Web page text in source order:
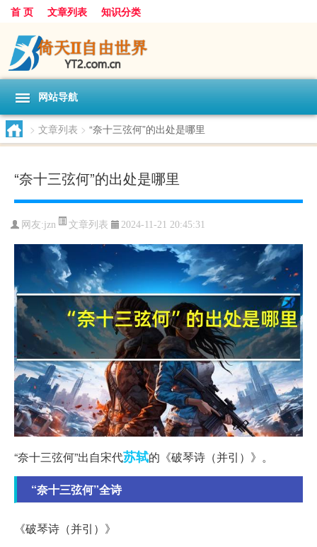
首 页 文章列表 知识分类
网站导航
> 文章列表 > “奈十三弦何”的出处是哪里
“奈十三弦何”的出处是哪里
网友:jzn 文章列表 2024-11-21 20:45:31
“奈十三弦何”出自宋代苏轼的《破琴诗（并引）》。
“奈十三弦何”全诗
《破琴诗（并引）》